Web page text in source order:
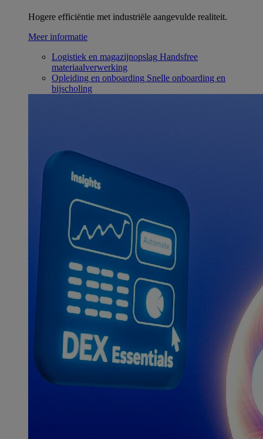
Hogere efficiëntie met industriële aangevulde realiteit.
Meer informatie
Logistiek en magazijnopslag Handsfree
materiaalverwerking
Opleiding en onboarding Snelle onboarding en
bijscholing